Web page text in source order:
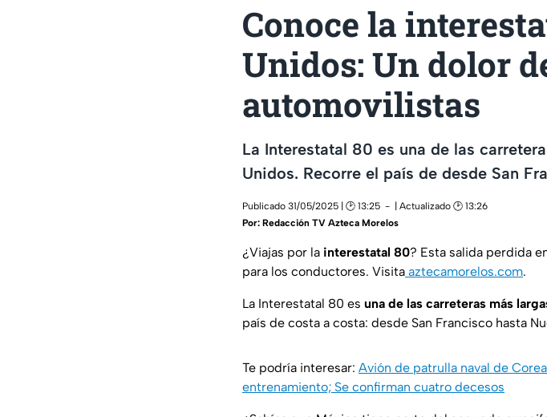
Conoce la
Unidos: Un dolor
automovilistas
La Interestatal 80 es una de las
Unidos. Recorre el país de desde San
Publicado 31/05/2025 | 🕑 13:25
| Actualizado 🕑 13:26
Por: Redacción TV Azteca Morelos
¿Viajas por la interestatal 80? Esta salida perdida
para los conductores. Visita aztecamorelos.com.
La Interestatal 80 es una de las carreteras más
país de costa a costa: desde San Francisco hasta
Te podría interesar: Avión de patrulla naval de
entrenamiento; Se confirman cuatro decesos